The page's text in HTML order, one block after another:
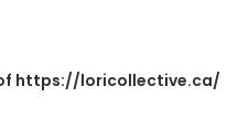
https://loricollective.ca/